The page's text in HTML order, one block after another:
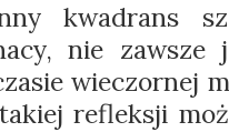
kwadrans
nie zawsze
wieczornej
refleksji